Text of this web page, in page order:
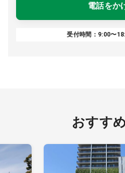
電話をか
受付時間：9:00〜
おすす